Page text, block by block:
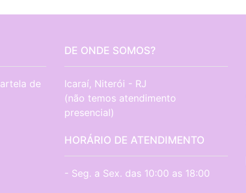
de
DE ONDE SOMOS?
Icaraí, Niterói - RJ
(não temos atendimento
presencial)
HORÁRIO DE ATENDIMENTO
- Seg. a Sex. das 10:00 as 18:00